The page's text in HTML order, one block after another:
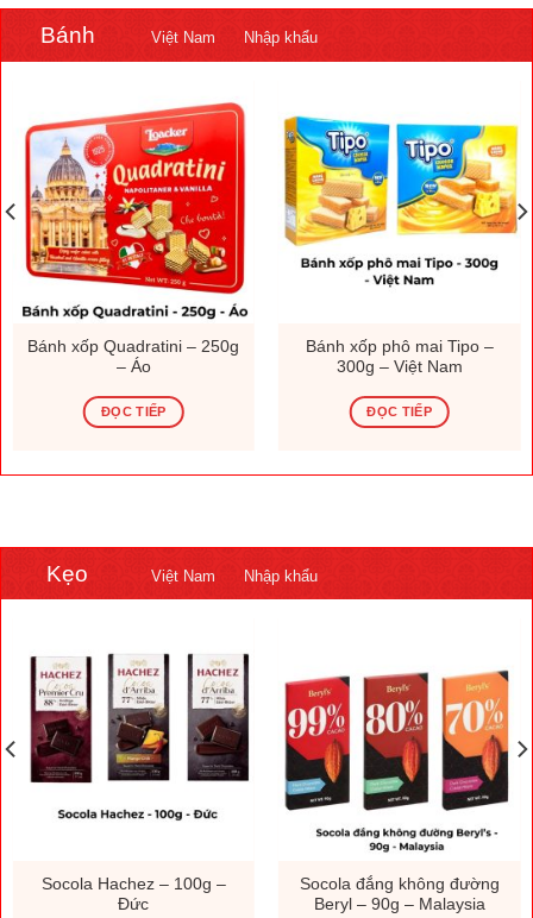
Bánh Việt Nam Nhập khẩu
Bánh xốp Quadratini – 250g
– Áo
ĐỌC TIẾP
Bánh xốp phô mai Tipo –
300g – Việt Nam
ĐỌC TIẾP
Kẹo Việt Nam Nhập khẩu
Socola Hachez – 100g –
Đức
Socola đắng không đường
Beryl – 90g – Malaysia